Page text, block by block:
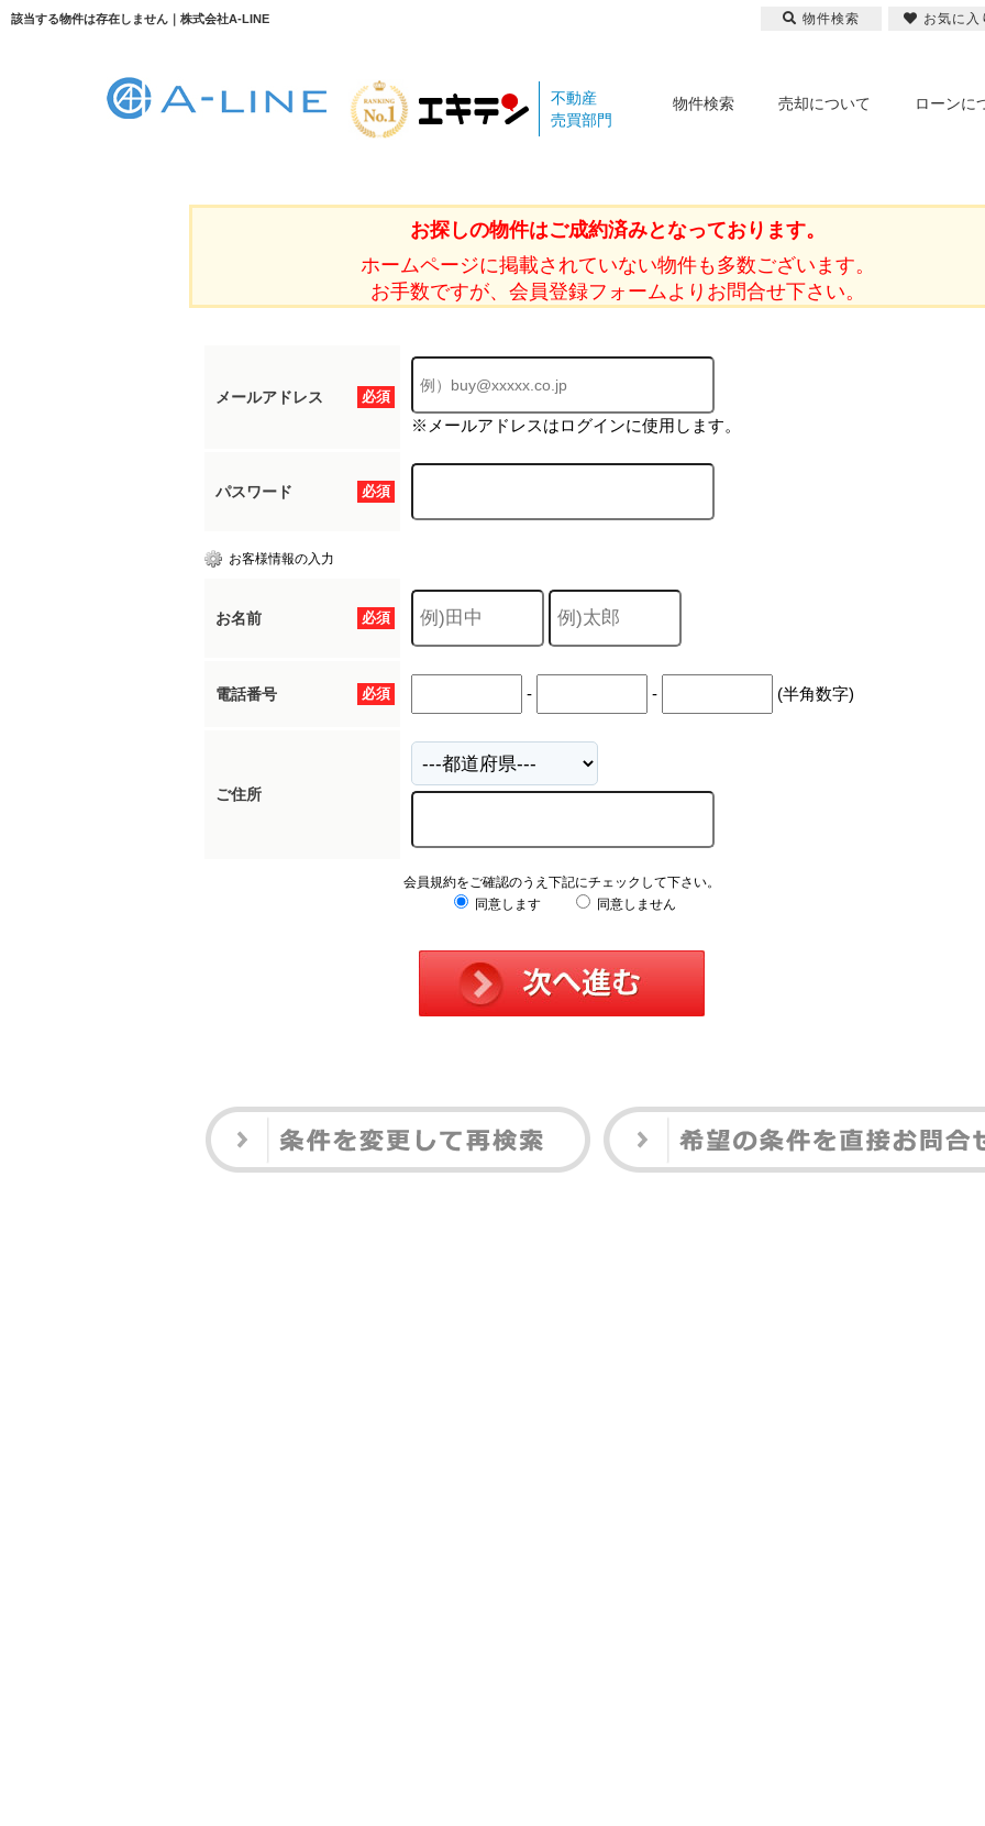
該当する物件は存在しません｜株式会社A-LINE
不動産
売買部門
物件検索 売却について ローンに
お探しの物件はご成約済みとなっております。
ホームページに掲載されていない物件も多数ございます。
お手数ですが、会員登録フォームよりお問合せ下さい。
必須
メールアドレス
※メールアドレスはログインに使用します。
必須
パスワード
お客様情報の入力
必須
お名前
必須
電話番号 - - (半角数字)
ご住所
会員規約をご確認のうえ下記にチェックして下さい。
同意します
同意しません
物件検索 お気に入